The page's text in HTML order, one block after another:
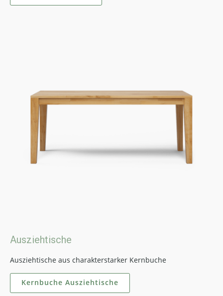
Ausziehtische
Ausziehtische aus charakterstarker Kernbuche
Kernbuche Ausziehtische